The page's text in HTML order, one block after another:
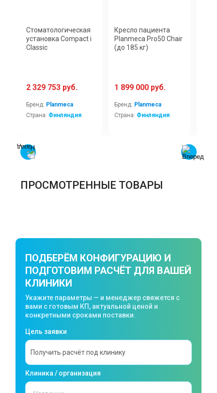
Стоматологическая
установка Compact i
Classic
2 329 753 руб.
Бренд: Planmeca
Страна: Финляндия
Кресло пациента
Planmeca Pro50 Chair
(до 185 кг)
1 899 000 руб.
Бренд: Planmeca
Страна: Финляндия
ПРОСМОТРЕННЫЕ ТОВАРЫ
ПОДБЕРЁМ КОНФИГУРАЦИЮ И
ПОДГОТОВИМ РАСЧЁТ ДЛЯ ВАШЕЙ
КЛИНИКИ
Укажите параметры — и менеджер свяжется с
вами с готовым КП, актуальной ценой и
конкретными сроками поставки.
Цель заявки
Клиника / организация